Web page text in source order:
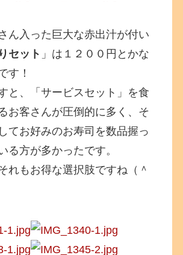
ん入った巨大な赤出汁が付い
セット 」は１２００円とかな
す！
と、「サービスセット」を食
お客さんが圧倒的に多く、そ
てお好みのお寿司を数品握っ
る方が多かったです。
れもお得な選択肢ですね（＾